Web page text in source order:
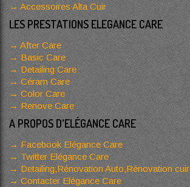
Accessoires Alta Cuir
LES PRESTATIONS ELEGANCE CARE
After Care
Basic Care
Detailing Care
Céram Care
Color Care
Renove Care
A PROPOS D'ELÉGANCE CARE
Facebook Elégance Care
Twitter Elégance Care
Detailing,Rénovation Auto,Rénovation cuir
Contacter Elégance Care